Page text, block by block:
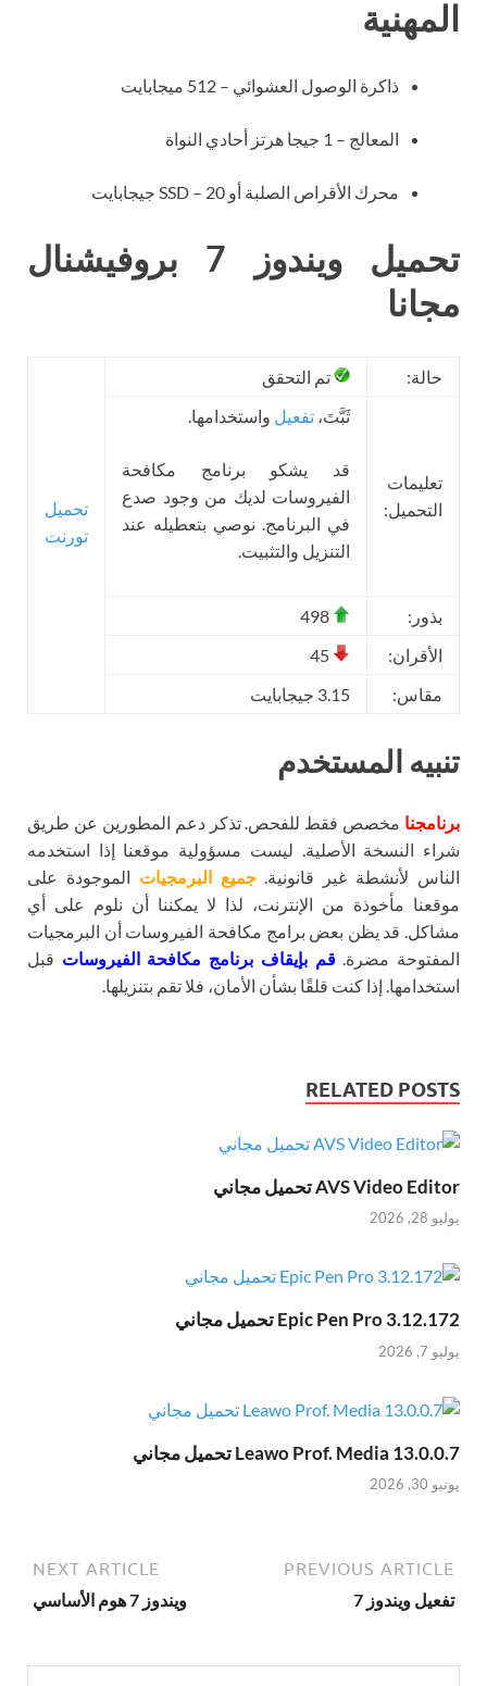
المهنية
ذاكرة الوصول العشوائي – 512 ميجابايت
المعالج – 1 جيجا هرتز أحادي النواة
محرك الأقراص الصلبة أو SSD – 20 جيجابايت
تحميل ويندوز 7 بروفيشنال
مجانا
حالة: تم التحقق
تحميل
تورنت
تعليمات
التحميل:
ثَبَّتَ، تفعيل واستخدامها.
قد يشكو برنامج مكافحة
الفيروسات لديك من وجود صدع
في البرنامج. نوصي بتعطيله عند
التنزيل والتثبيت.
بذور:
الأقران:
مقاس:
3.15 جيجابايت
تنبيه المستخدم
برنامجنا مخصص فقط للفحص. تذكر دعم المطورين عن طريق
شراء النسخة الأصلية. ليست مسؤولية موقعنا إذا استخدمه
الناس لأنشطة غير قانونية.جميع البرمجيات الموجودة على
موقعنا مأخوذة من الإنترنت، لذا لا يمكننا أن نلوم على أي
مشاكل. قد يظن بعض برامج مكافحة الفيروسات أن البرمجيات
المفتوحة مضرة.قم بإيقاف برنامج مكافحة الفيروسات قبل
استخدامها. إذا كنت قلقًا بشأن الأمان، فلا تقم بتنزيلها.
RELATED POSTS
AVS Video Editor تحميل مجاني
يوليو 28, 2026
Epic Pen Pro 3.12.172 تحميل مجاني
يوليو 7, 2026
Leawo Prof. Media 13.0.0.7 تحميل مجاني
يونيو 30, 2026
PREVIOUS ARTICLE
تفعيل ويندوز 7
NEXT ARTICLE
ويندوز 7 هوم الأساسي